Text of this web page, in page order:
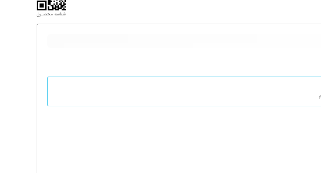
شناسه محصـول